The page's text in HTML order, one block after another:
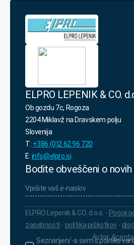
ELPRO LEPENIK & CO.
Ob gozdu 7c, Rogoza
2204 Miklavž na Dravskem polju
Slovenija
T: +386 (0)2 62 96 720
E:info@elpro.si
Bodite obveščeni o novih
vaš
e-
*
Seznanjen/-
Seznanjen/-a sem s politiko
ELPRO Lepenik & CO. d.o.o. - Pogoji
zasebnosti - politika piškotkov -
Avtor:Acenta